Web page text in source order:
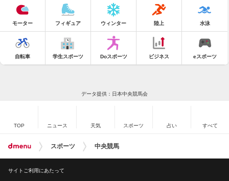
モーター フィギュア ウィンター 陸上 水泳
自転車 学生スポーツ Doスポーツ ビジネス eスポーツ
データ提供：日本中央競馬会
TOP ニュース 天気 スポーツ 占い すべて
スポーツ 中央競馬
サイトご利用にあたって